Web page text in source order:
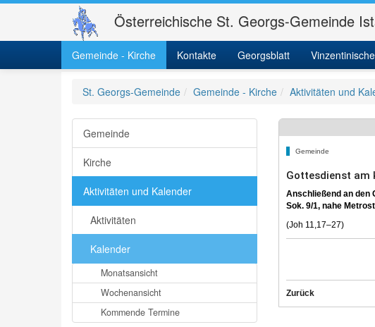
Österreichische St. Georgs-Gemeinde
Gemeinde - Kirche Kontakte Georgsblatt
St. Georgs-Gemeinde Gemeinde - Kirche Aktivitäten und
Gemeinde
Kirche
Aktivitäten und Kalender
Aktivitäten
Kalender
Monatsansicht
Wochenansicht
Kommende Termine
Gemeinde
Gottesdienst am
Anschließend an den
Sok. 9/1, nahe
(Joh 11,17–27)
Zurück